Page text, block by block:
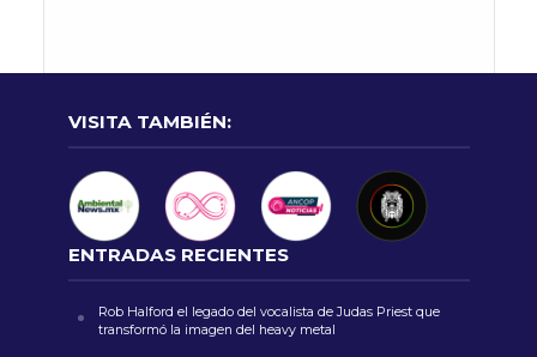
VISITA TAMBIÉN:
ENTRADAS RECIENTES
Rob Halford el legado del vocalista de Judas Priest que
transformó la imagen del heavy metal